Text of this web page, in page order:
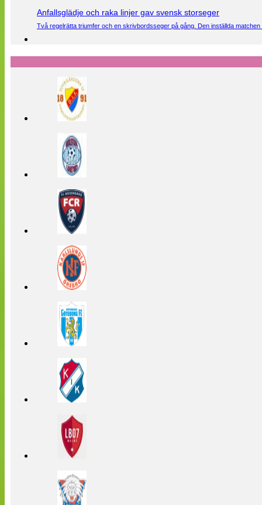
Anfallsglädje och raka linjer gav svensk storseger
Två regelrätta triumfer och en skrivbordsseger på gång. Den inställda